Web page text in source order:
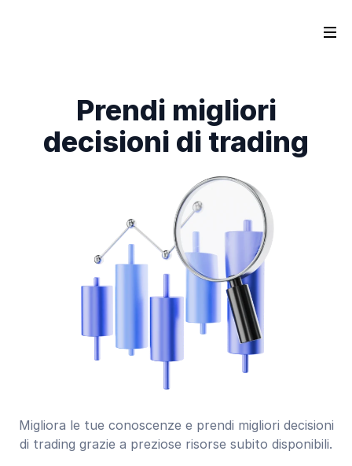
Prendi migliori
decisioni di trading
Migliora le tue conoscenze e prendi migliori decisioni
di trading grazie a preziose risorse subito disponibili.